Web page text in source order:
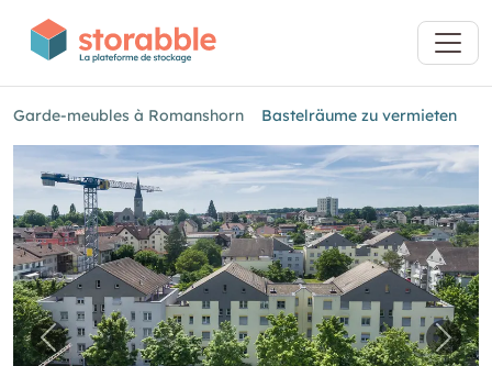
Garde-meubles à Romanshorn Bastelräume zu vermieten
Image précédente pour "Bastelräume zu